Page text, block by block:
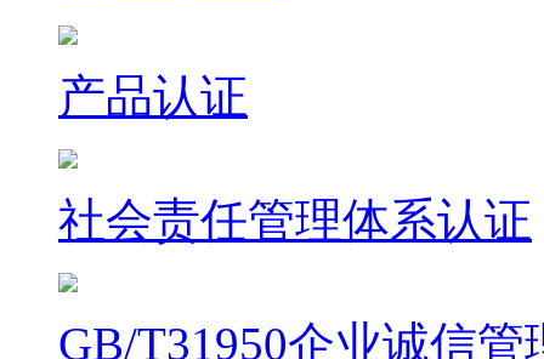
产品认证
社会责任管理体系认证
GB/T31950企业诚信